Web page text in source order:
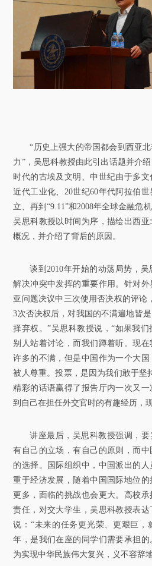
“历史上强大的帝国都会到西亚
力”，吴思科教授由此引出话题并介
时代的古埃及文明、中世纪由于多
近代工业化、20世纪60年代阿拉伯
立、再到“9.11”和2008年全球金融危
吴思科教授以时间为序，描绘出西
概况，并介绍了背后的原因。
谈到2010年开始的动荡局势，
解决冲突中发挥的重要作用。针对
亚问题决议中三次使用否决权的评论
3次否决权后，对我国的不满遍地皆
择弃权。”吴思科教授说，“如果我
别人站着讨论，而我们蹲着听。现
许多的不满，但是中国作为一个大
被人尊重。投票，是因为我们敢于坚
精彩的话语赢得了报告厅内一次又
到自己在担任外交官时的有趣经历，
讲座最后，吴思科教授强调，
有自己的立场，有自己的原则，而
的选择。国际组织中，中国派出的
重于经济发展，随着中国国际地位
更多，面临的挑战也会更大。高校
责任，对交大学生，吴思科教授表
说：“未来的任务更光荣、更艰巨，
年，是我们在座的同学们需要承担的
为实现中华民族伟大复兴，义不容辞